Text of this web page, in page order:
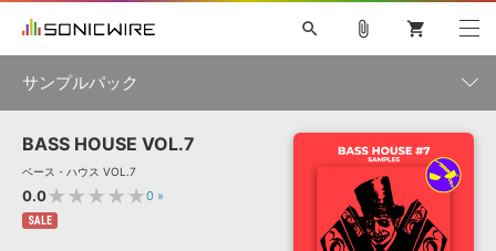
ソフト音源 »
プラグイン・エフェクト »
search
初音ミク NT 鏡音リン・レン V4X 巡音ルカ V4X
MEIKO V3
KAITO V3
SPITFIRE AUDIO
VIENNA
EZ DRUMMER 3
ライセンスフリーBGM
ボーカル抜き出し
DUBSTEP
attach_file shopping_cart
サンプルパック
製品一覧
BASS HOUSE VOL.7
ベース・ハウス VOL.7
0.0★★★★★0 »
SALE